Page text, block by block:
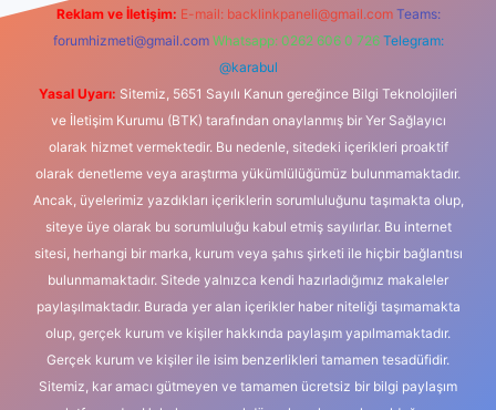
Reklam ve İletişim: E-mail: backlinkpaneli@gmail.com Teams:
forumhizmeti@gmail.com Whatsapp: 0262 606 0 726 Telegram:
@karabul
Yasal Uyarı: Sitemiz, 5651 Sayılı Kanun gereğince Bilgi Teknolojileri
ve İletişim Kurumu (BTK) tarafından onaylanmış bir Yer Sağlayıcı
olarak hizmet vermektedir. Bu nedenle, sitedeki içerikleri proaktif
olarak denetleme veya araştırma yükümlülüğümüz bulunmamaktadır.
Ancak, üyelerimiz yazdıkları içeriklerin sorumluluğunu taşımakta olup,
siteye üye olarak bu sorumluluğu kabul etmiş sayılırlar. Bu internet
sitesi, herhangi bir marka, kurum veya şahıs şirketi ile hiçbir bağlantısı
bulunmamaktadır. Sitede yalnızca kendi hazırladığımız makaleler
paylaşılmaktadır. Burada yer alan içerikler haber niteliği taşımamakta
olup, gerçek kurum ve kişiler hakkında paylaşım yapılmamaktadır.
Gerçek kurum ve kişiler ile isim benzerlikleri tamamen tesadüfidir.
Sitemiz, kar amacı gütmeyen ve tamamen ücretsiz bir bilgi paylaşım